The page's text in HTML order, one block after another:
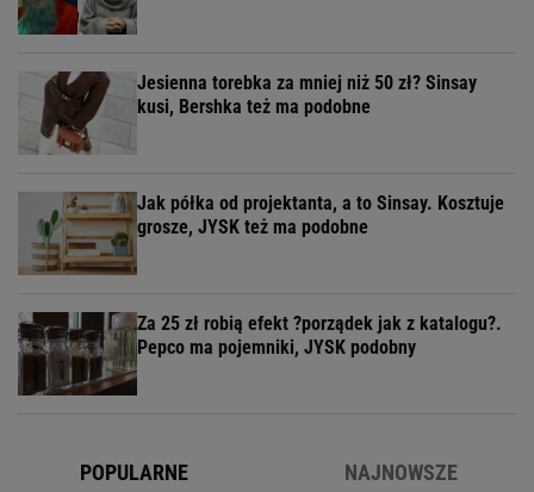
Jesienna torebka za mniej niż 50 zł? Sinsay
kusi, Bershka też ma podobne
Jak półka od projektanta, a to Sinsay. Kosztuje
grosze, JYSK też ma podobne
Za 25 zł robią efekt ?porządek jak z katalogu?.
Pepco ma pojemniki, JYSK podobny
POPULARNE NAJNOWSZE